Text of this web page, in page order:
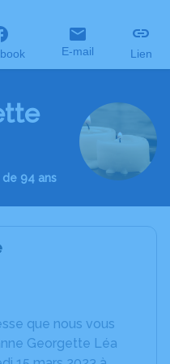
E-mail Lien
94 ans
que nous vous
Georgette Léa